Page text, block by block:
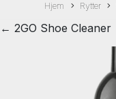
Hjem Rytter
← 2GO Shoe Cleaner